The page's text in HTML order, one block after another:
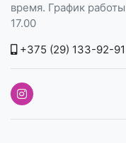
время. График
17.00
+375 (29) 133-92-91